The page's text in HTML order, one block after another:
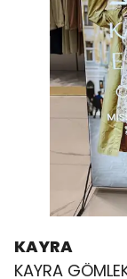
KAYRA
KAYRA